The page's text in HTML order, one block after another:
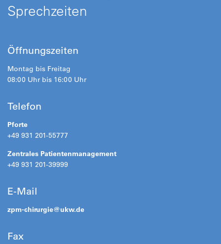
Sprechzeiten
Öffnungszeiten
Montag bis Freitag
08:00 Uhr bis 16:00 Uhr
Telefon
Pforte
+49 931 201-55777
Zentrales Patientenmanagement
+49 931 201-39999
E-Mail
zpm-chirurgie@ukw.de
Fax